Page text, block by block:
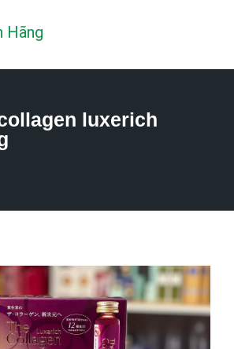
luxerich